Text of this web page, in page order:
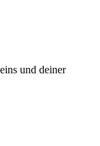
und deiner